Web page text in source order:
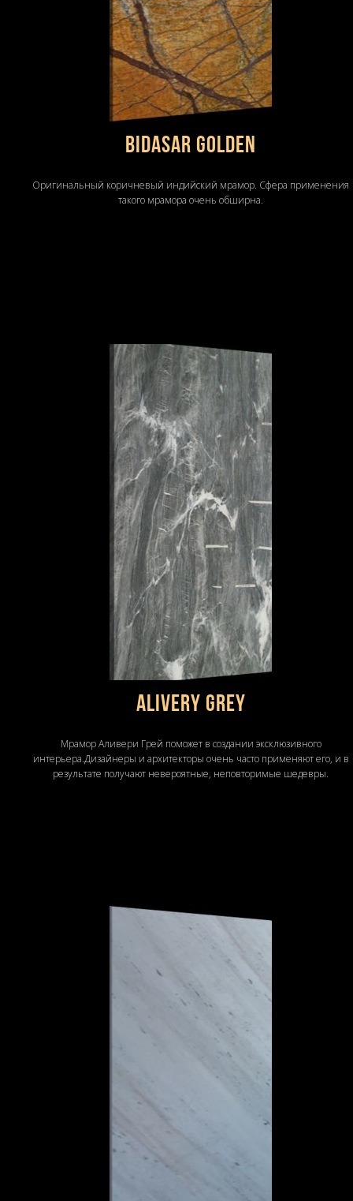
BIDASAR GOLDEN
Оригинальный коричневый индийский мрамор. Сфера применения
такого мрамора очень обширна.
ALIVERY GREY
Мрамор Аливери Грей поможет в создании эксклюзивного
интерьера.Дизайнеры и архитекторы очень часто применяют его, и в
результате получают невероятные, неповторимые шедевры.